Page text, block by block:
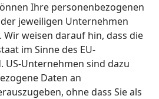
Ihre personenbezogenen
jeweiligen Unternehmen
weisen darauf hin, dass die
im Sinne des EU-
US-Unternehmen sind dazu
Daten an
ohne dass Sie als